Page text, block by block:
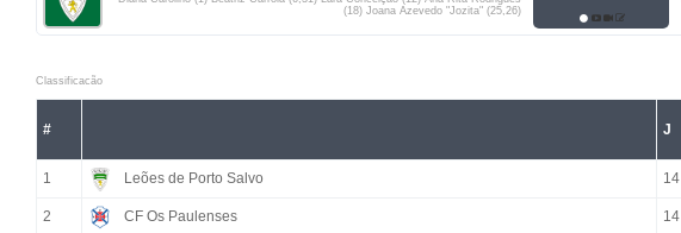
(18) Joana Azevedo "Jozita" (25,26)
Classificacão
# J
1 Leões de Porto Salvo 14
2 CF Os Paulenses 14